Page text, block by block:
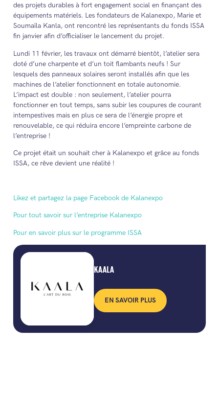
des projets durables à fort engagement social en finançant des
équipements matériels. Les fondateurs de Kalanexpo, Marie et
Soumaïla Kanla, ont rencontré les représentants du fonds ISSA
fin janvier afin d’officialiser le lancement du projet.
Lundi 11 février, les travaux ont démarré bientôt, l’atelier sera
doté d’une charpente et d’un toit flambants neufs ! Sur
lesquels des panneaux solaires seront installés afin que les
machines de l’atelier fonctionnent en totale autonomie.
L’impact est double : non seulement, l’atelier pourra
fonctionner en tout temps, sans subir les coupures de courant
intempestives mais en plus ce sera de l’énergie propre et
renouvelable, ce qui réduira encore l’empreinte carbone de
l’entreprise !
Ce projet était un souhait cher à Kalanexpo et grâce au fonds
ISSA, ce rêve devient une réalité !
Likez et partagez la page Facebook de Kalanexpo
Pour tout savoir sur l’entreprise Kalanexpo
Pour en savoir plus sur le programme ISSA
KAALA
EN SAVOIR PLUS